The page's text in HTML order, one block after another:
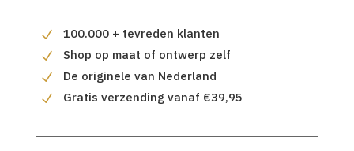
100.000 + tevreden klanten
Shop op maat of ontwerp zelf
De originele van Nederland
Gratis verzending vanaf €39,95